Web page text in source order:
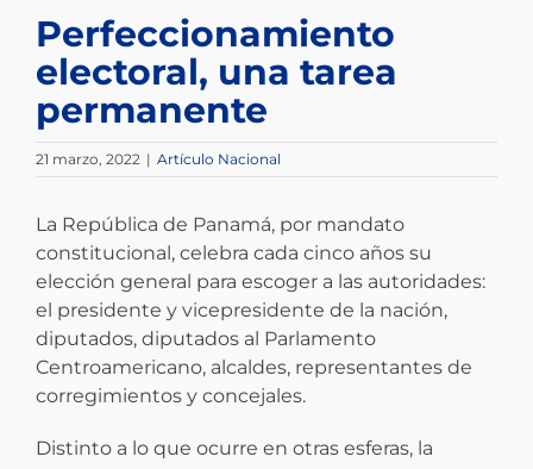
Perfeccionamiento
electoral, una tarea
permanente
21 marzo, 2022 | Artículo Nacional
La República de Panamá, por mandato
constitucional, celebra cada cinco años su
elección general para escoger a las autoridades:
el presidente y vicepresidente de la nación,
diputados, diputados al Parlamento
Centroamericano, alcaldes, representantes de
corregimientos y concejales.
Distinto a lo que ocurre en otras esferas, la